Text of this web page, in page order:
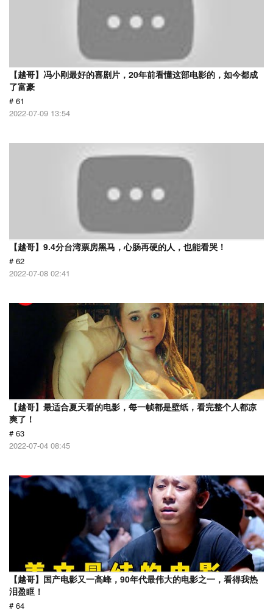
【越哥】冯小刚最好的喜剧片，20年前看懂这部电影的，如今都成
了富豪
# 61
2022-07-09 13:54
【越哥】9.4分台湾票房黑马，心肠再硬的人，也能看哭！
# 62
2022-07-08 02:41
【越哥】最适合夏天看的电影，每一帧都是壁纸，看完整个人都凉
爽了！
# 63
2022-07-04 08:45
【越哥】国产电影又一高峰，90年代最伟大的电影之一，看得我热
泪盈眶！
# 64